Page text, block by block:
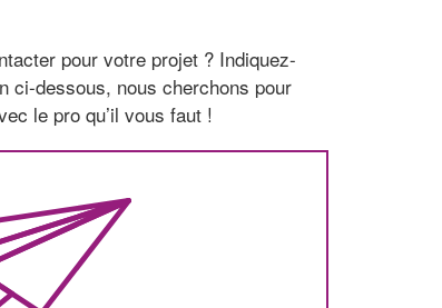
pour votre projet ? Indiquez-
ci-dessous, nous cherchons pour
le pro qu’il vous faut !